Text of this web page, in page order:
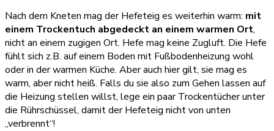
Nach dem Kneten mag der Hefeteig es weiterhin warm: mit
einem Trockentuch abgedeckt an einem warmen Ort,
nicht an einem zugigen Ort. Hefe mag keine Zugluft. Die Hefe
fühlt sich z.B. auf einem Boden mit Fußbodenheizung wohl
oder in der warmen Küche. Aber auch hier gilt, sie mag es
warm, aber nicht heiß. Falls du sie also zum Gehen lassen auf
die Heizung stellen willst, lege ein paar Trockentücher unter
die Rührschüssel, damit der Hefeteig nicht von unten
„verbrennt“!